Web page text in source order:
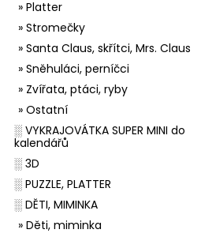
» Platter
» Stromečky
» Santa Claus, skřítci, Mrs. Claus
» Sněhuláci, perníčci
» Zvířata, ptáci, ryby
» Ostatní
░ VYKRAJOVÁTKA SUPER MINI do
kalendářů
░ 3D
░ PUZZLE, PLATTER
░ DĚTI, MIMINKA
» Děti, miminka